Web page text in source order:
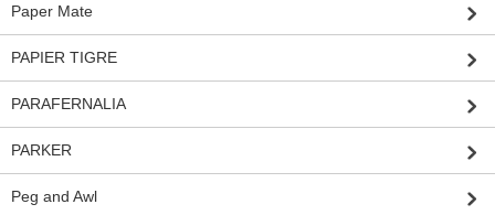
Paper Mate
PAPIER TIGRE
PARAFERNALIA
PARKER
Peg and Awl